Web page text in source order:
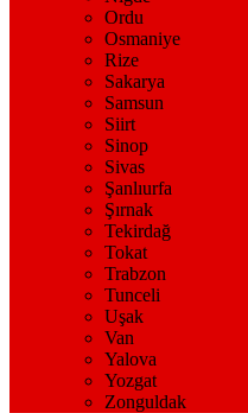
Ordu
Osmaniye
Rize
Sakarya
Samsun
Siirt
Sinop
Sivas
Şanlıurfa
Şırnak
Tekirdağ
Tokat
Trabzon
Tunceli
Uşak
Van
Yalova
Yozgat
Zonguldak